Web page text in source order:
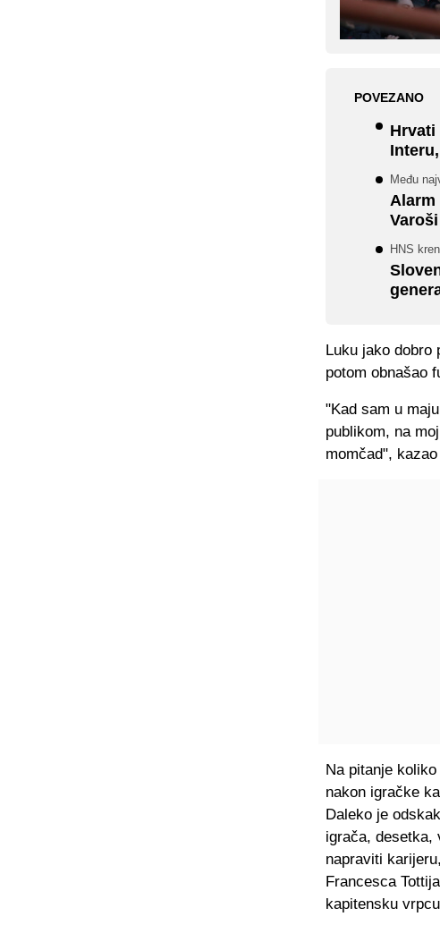
POVEZANO
Među
Alarm
HNS
Luku jako dobro
potom obnašao
"Kad sam u
publikom, na
momčad",
Na pitanje
nakon igračke
Daleko je
igrača, desetka,
napraviti
Francesca
kapitensku